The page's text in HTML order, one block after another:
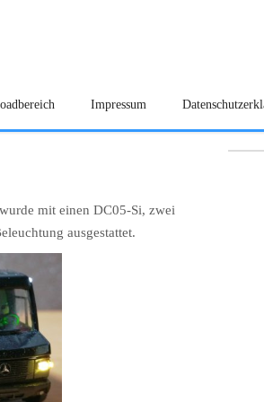
Impressum
mit einen DC05-Si, zwei
ausgestattet.